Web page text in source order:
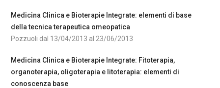
Medicina Clinica e Bioterapie Integrate: elementi di base
della tecnica terapeutica omeopatica
Pozzuoli dal 13/04/2013 al 23/06/2013
Medicina Clinica e Bioterapie Integrate: Fitoterapia,
organoterapia, oligoterapia e litoterapia: elementi di
conoscenza base